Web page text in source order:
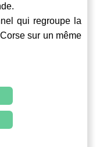
qui regroupe la
sur un même